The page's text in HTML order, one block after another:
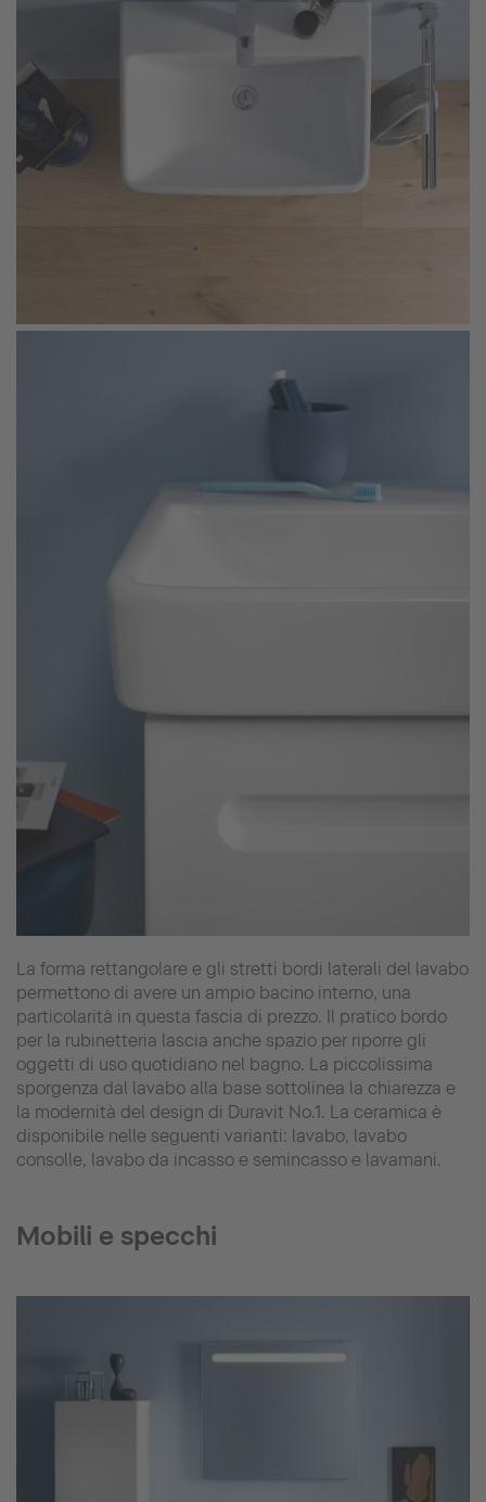
La forma rettangolare e gli stretti bordi laterali del lavabo
permettono di avere un ampio bacino interno, una
particolarità in questa fascia di prezzo. Il pratico bordo
per la rubinetteria lascia anche spazio per riporre gli
oggetti di uso quotidiano nel bagno. La piccolissima
sporgenza dal lavabo alla base sottolinea la chiarezza e
la modernità del design di Duravit No.1. La ceramica è
disponibile nelle seguenti varianti: lavabo, lavabo
consolle, lavabo da incasso e semincasso e lavamani.
Mobili e specchi